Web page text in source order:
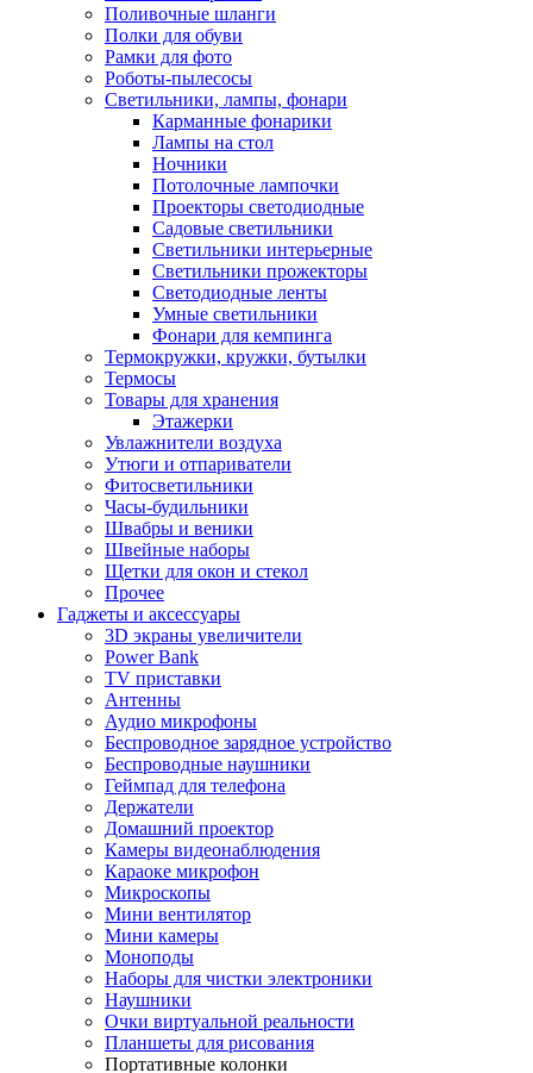
Поливочные шланги
Полки для обуви
Рамки для фото
Роботы-пылесосы
Светильники, лампы, фонари
Карманные фонарики
Лампы на стол
Ночники
Потолочные лампочки
Проекторы светодиодные
Садовые светильники
Светильники интерьерные
Светильники прожекторы
Светодиодные ленты
Умные светильники
Фонари для кемпинга
Термокружки, кружки, бутылки
Термосы
Товары для хранения
Этажерки
Увлажнители воздуха
Утюги и отпариватели
Фитосветильники
Часы-будильники
Швабры и веники
Швейные наборы
Щетки для окон и стекол
Прочее
Гаджеты и аксессуары
3D экраны увеличители
Power Bank
TV приставки
Антенны
Аудио микрофоны
Беспроводное зарядное устройство
Беспроводные наушники
Геймпад для телефона
Держатели
Домашний проектор
Камеры видеонаблюдения
Караоке микрофон
Микроскопы
Мини вентилятор
Мини камеры
Моноподы
Наборы для чистки электроники
Наушники
Очки виртуальной реальности
Планшеты для рисования
Портативные колонки